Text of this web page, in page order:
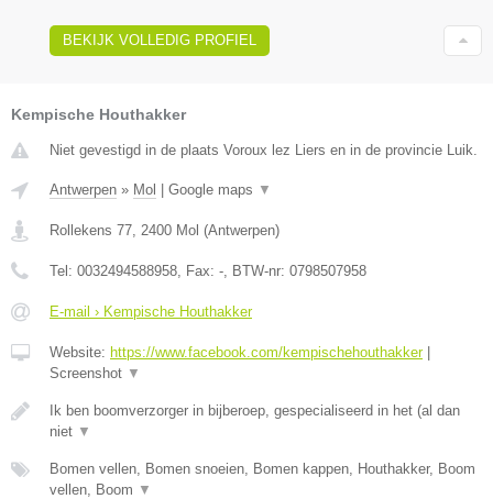
BEKIJK VOLLEDIG PROFIEL
Kempische Houthakker
Niet gevestigd in de plaats Voroux lez Liers en in de provincie Luik.
Antwerpen » Mol Google maps ▼
Rollekens 77, 2400 Mol (Antwerpen)
Tel: 0032494588958, Fax: -, BTW-nr: 0798507958
E-mail › Kempische Houthakker
Website: https://www.facebook.com/kempischehouthakker|
Screenshot ▼
Ik ben boomverzorger in bijberoep, gespecialiseerd in het (al dan
niet ▼
Bomen vellen, Bomen snoeien, Bomen kappen, Houthakker, Boom
vellen, Boom ▼